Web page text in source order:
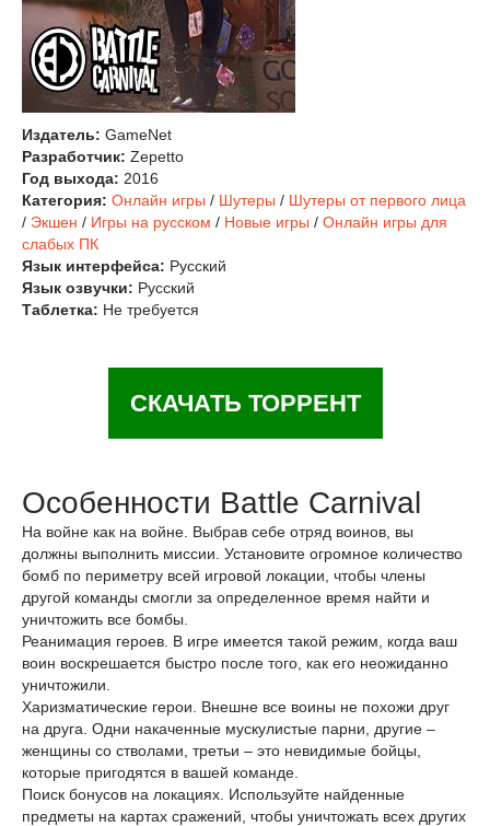
Издатель: GameNet
Разработчик: Zepetto
Год выхода: 2016
Категория: Онлайн игры / Шутеры / Шутеры от первого лица
/ Экшен / Игры на русском / Новые игры / Онлайн игры для
слабых ПК
Язык интерфейса: Русский
Язык озвучки: Русский
Таблетка: Не требуется
СКАЧАТЬ ТОРРЕНТ
Особенности Battle Carnival
На войне как на войне. Выбрав себе отряд воинов, вы
должны выполнить миссии. Установите огромное количество
бомб по периметру всей игровой локации, чтобы члены
другой команды смогли за определенное время найти и
уничтожить все бомбы.
Реанимация героев. В игре имеется такой режим, когда ваш
воин воскрешается быстро после того, как его неожиданно
уничтожили.
Харизматические герои. Внешне все воины не похожи друг
на друга. Одни накаченные мускулистые парни, другие –
женщины со стволами, третьи – это невидимые бойцы,
которые пригодятся в вашей команде.
Поиск бонусов на локациях. Используйте найденные
предметы на картах сражений, чтобы уничтожать всех других